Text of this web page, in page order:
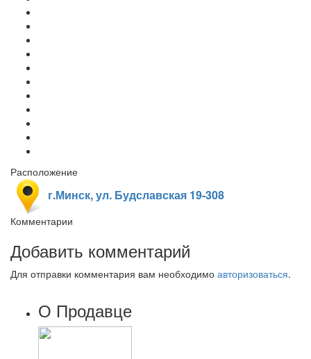
Расположение
г.Минск, ул. Будславская 19-308
Комментарии
Добавить комментарий
Для отправки комментария вам необходимо авторизоваться.
О Продавце